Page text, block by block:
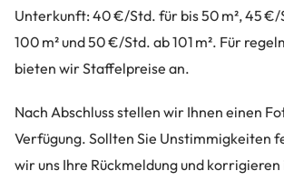
Unterkunft: 40 €/Std. für bis 50 m², 45 €/
100 m² und 50 €/Std. ab 101 m². Für
bieten wir Staffelpreise an.
Nach Abschluss stellen wir Ihnen einen
Verfügung. Sollten Sie Unstimmigkeiten
wir uns Ihre Rückmeldung und